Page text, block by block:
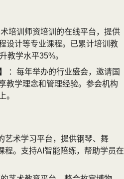
培训师资培训的在线平台，提供
设计等专业课程。已累计培训教
教学水平35%。
：每年举办的行业盛会，邀请国
教学理念和管理经验。参会机构
。
艺术学习平台，提供钢琴、舞
程。支持AI智能陪练，帮助学员在